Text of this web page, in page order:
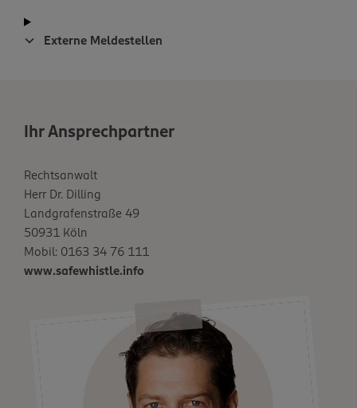
Externe Meldestellen
Ihr Ansprechpartner
Rechtsanwalt
Herr Dr. Dilling
Landgrafenstraße 49
50931 Köln
Mobil: 0163 34 76 111
www.safewhistle.info